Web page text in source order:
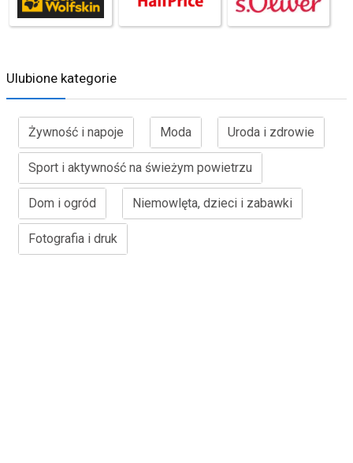
Ulubione kategorie
Żywność i napoje Moda Uroda i zdrowie
Sport i aktywność na świeżym powietrzu
Dom i ogród Niemowlęta, dzieci i zabawki
Fotografia i druk